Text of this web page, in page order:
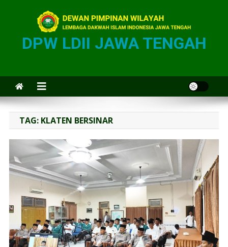
DPW LDII JAWA TENGAH
TAG: KLATEN BERSINAR